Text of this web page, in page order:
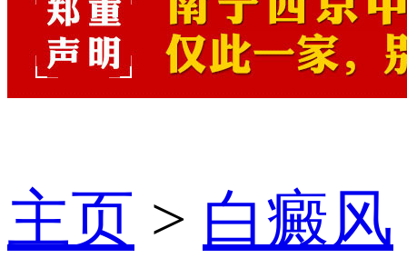
主页 > 白癜风